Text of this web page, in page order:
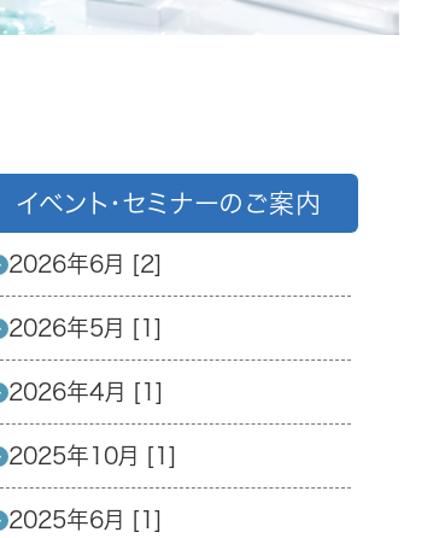
イベント・セミナーのご案内
2026年6月 [2]
2026年5月 [1]
2026年4月 [1]
2025年10月 [1]
2025年6月 [1]